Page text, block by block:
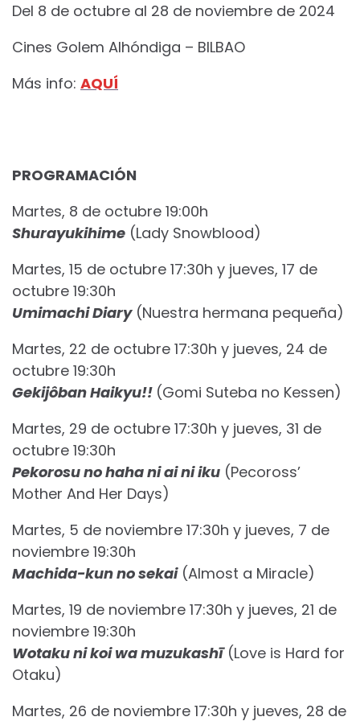
Del 8 de octubre al 28 de noviembre de 2024
Cines Golem Alhóndiga – BILBAO
Más info: AQUÍ
PROGRAMACIÓN
Martes, 8 de octubre 19:00h
Shurayukihime (Lady Snowblood)
Martes, 15 de octubre 17:30h y jueves, 17 de
octubre 19:30h
Umimachi Diary(Nuestra hermana pequeña)
Martes, 22 de octubre 17:30h y jueves, 24 de
octubre 19:30h
Gekijôban Haikyu!! (Gomi Suteba no Kessen)
Martes, 29 de octubre 17:30h y jueves, 31 de
octubre 19:30h
Pekorosu no haha ni ai ni iku (Pecoross’
Mother And Her Days)
Martes, 5 de noviembre 17:30h y jueves, 7 de
noviembre 19:30h
Machida-kun no sekai(Almost a Miracle)
Martes, 19 de noviembre 17:30h y jueves, 21 de
noviembre 19:30h
Wotaku ni koi wa muzukashī(Love is Hard for
Otaku)
Martes, 26 de noviembre 17:30h y jueves, 28 de